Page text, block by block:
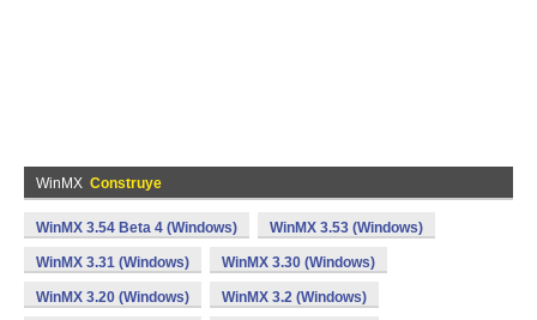
WinMX Construye
WinMX 3.54 Beta 4 (Windows) WinMX 3.53 (Windows)
WinMX 3.31 (Windows) WinMX 3.30 (Windows)
WinMX 3.20 (Windows) WinMX 3.2 (Windows)